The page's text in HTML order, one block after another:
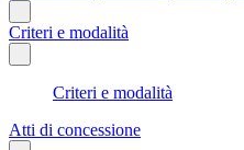
Criteri e modalità
Criteri e modalità
Atti di concessione